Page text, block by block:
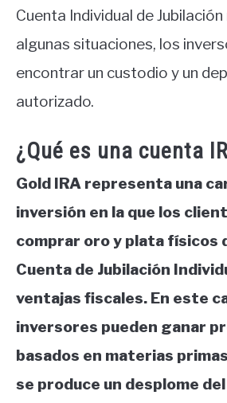
Cuenta Individual de Jubilación
algunas situaciones, los
encontrar un custodio y un
autorizado.
¿Qué es una cuenta
Gold IRA representa una
inversión en la que los
comprar oro y plata físicos
Cuenta de Jubilación
ventajas fiscales. En este
inversores pueden ganar
basados en materias
se produce un desplome